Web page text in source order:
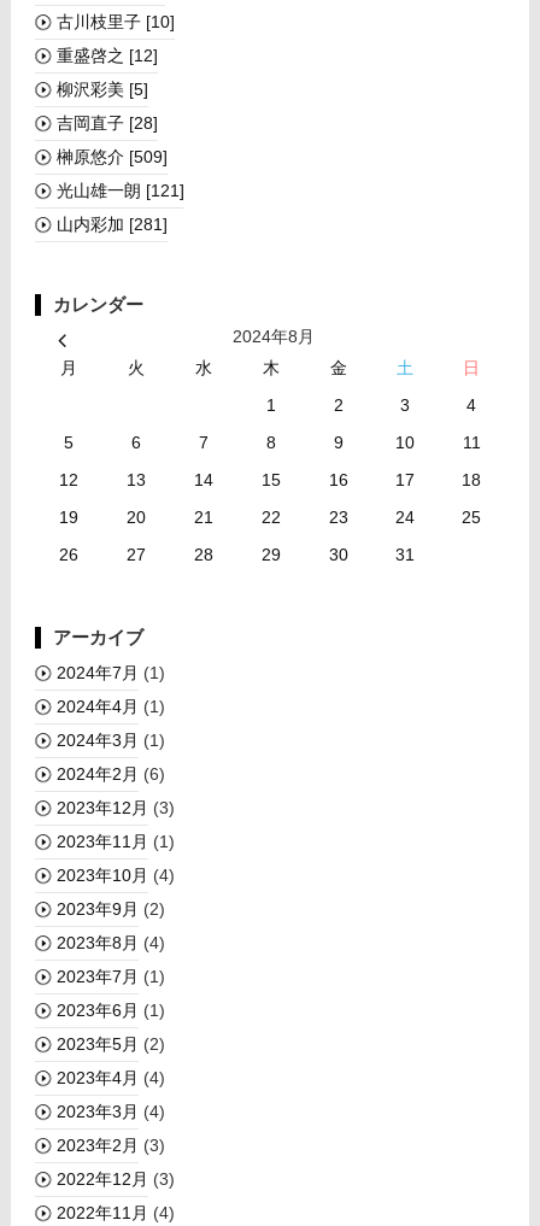
古川枝里子 [10]
重盛啓之 [12]
柳沢彩美 [5]
吉岡直子 [28]
榊󠄀原悠介 [509]
光山雄一朗 [121]
山内彩加 [281]
カレンダー
2024年8月
月
火 水 木 金 土
日
1
2 3
4
5
6 7 8 9 10
11
12
13 14 15 16 17
18
19
20 21 22 23 24
25
26
27 28 29 30 31
アーカイブ
2024年7月 (1)
2024年4月 (1)
2024年3月 (1)
2024年2月 (6)
2023年12月 (3)
2023年11月 (1)
2023年10月 (4)
2023年9月 (2)
2023年8月 (4)
2023年7月 (1)
2023年6月 (1)
2023年5月 (2)
2023年4月 (4)
2023年3月 (4)
2023年2月 (3)
2022年12月 (3)
2022年11月 (4)